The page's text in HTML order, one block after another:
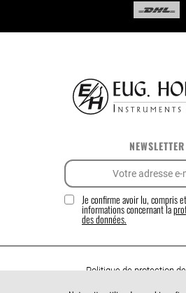
NEWSLETTER
Je confirme avoir lu, compris
informations concernant la
des données.
Politique de protection
Politique de